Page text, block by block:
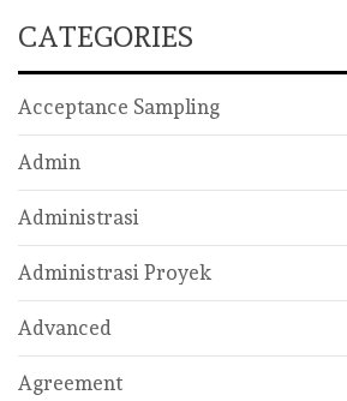
CATEGORIES
Acceptance Sampling
Admin
Administrasi
Administrasi Proyek
Advanced
Agreement